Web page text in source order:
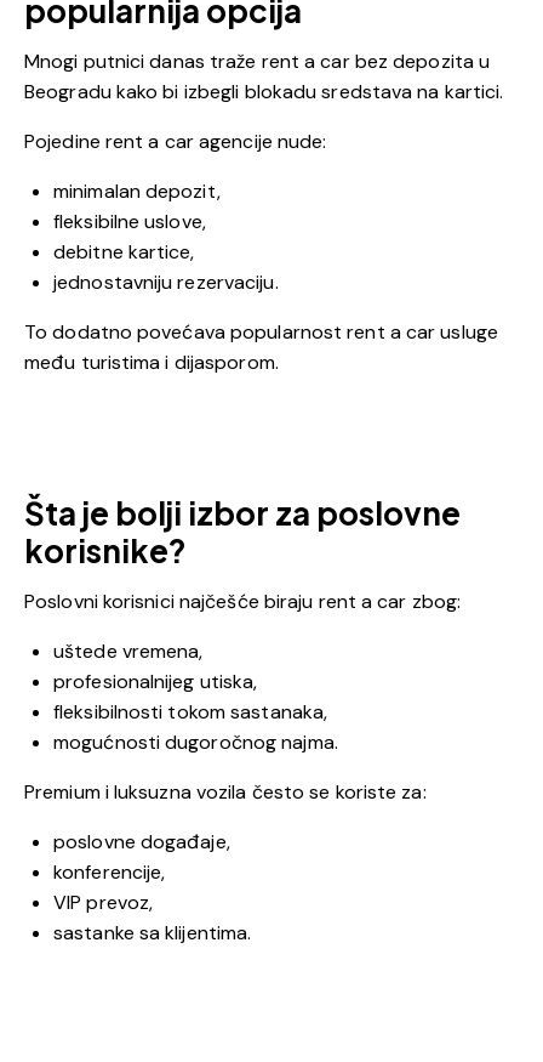
popularnija opcija
Mnogi putnici danas traže rent a car bez depozita u
Beogradu kako bi izbegli blokadu sredstava na kartici.
Pojedine rent a car agencije nude:
minimalan depozit,
fleksibilne uslove,
debitne kartice,
jednostavniju rezervaciju.
To dodatno povećava popularnost rent a car usluge
među turistima i dijasporom.
Šta je bolji izbor za poslovne
korisnike?
Poslovni korisnici najčešće biraju rent a car zbog:
uštede vremena,
profesionalnijeg utiska,
fleksibilnosti tokom sastanaka,
mogućnosti dugoročnog najma.
Premium i luksuzna vozila često se koriste za:
poslovne događaje,
konferencije,
VIP prevoz,
sastanke sa klijentima.